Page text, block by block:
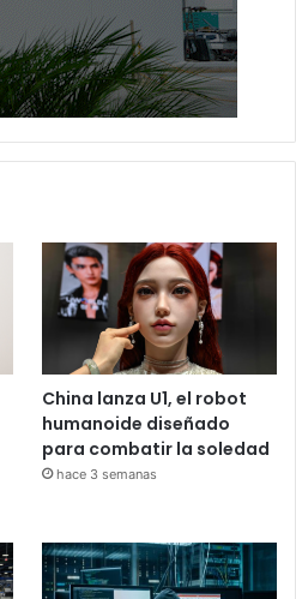
China lanza U1, el robot
humanoide diseñado
para combatir la soledad
hace 3 semanas